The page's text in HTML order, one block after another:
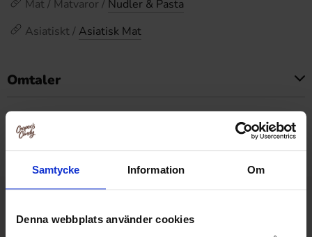
Samtycke Information Om
Denna webbplats använder cookies
Mat / Matvaror / Nudler & Pasta
Asiatiskt / Asiatisk Mat
Omtaler
Dette produktet har ingen anmeldelser
Prishistorikk
Relaterte produkter